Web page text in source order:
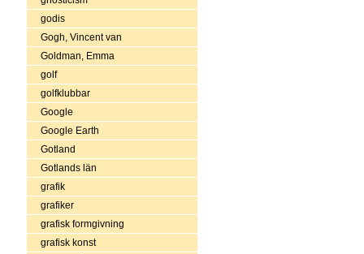
godis
Gogh, Vincent van
Goldman, Emma
golf
golfklubbar
Google
Google Earth
Gotland
Gotlands län
grafik
grafiker
grafisk formgivning
grafisk konst